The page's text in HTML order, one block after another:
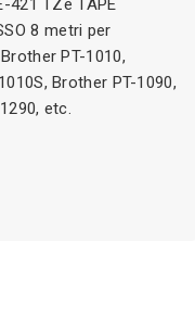
8 metri per
PT-1010,
Brother PT-1090,
etc.